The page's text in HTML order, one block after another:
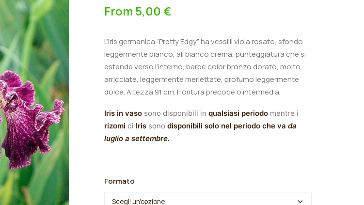
From 5,00 €
L’iris germanica “Pretty Edgy” ha vessilli viola rosato, sfondo
leggermente bianco, ali bianco crema, punteggiatura che si
estende verso l’interno, barbe color bronzo dorato, molto
arricciate, leggermente merlettate, profumo leggermente
dolce.Altezza 91 cm.Fioritura precoce o intermedia.
Iris in vaso sono disponibili in qualsiasi periodo mentre i
rizomi di Iris sono disponibili solo nel periodo che va da
luglio a settembre.
Formato